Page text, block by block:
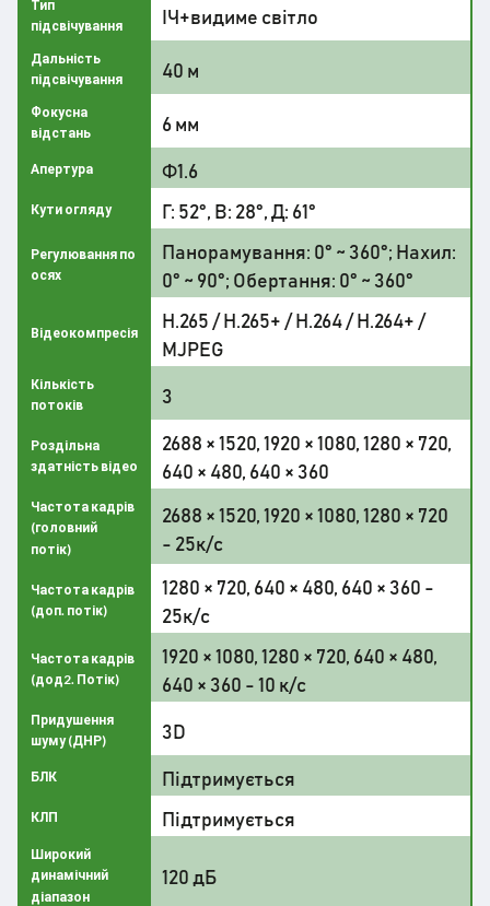
Тип
підсвічування
ІЧ+видиме світло
Дальність
підсвічування
40 м
Фокусна
відстань
6 мм
Апертура Ф1.6
Кути огляду Г: 52°, В: 28°, Д: 61°
Регулювання по
осях
Панорамування: 0° ~ 360°; Нахил:
0° ~ 90°; Обертання: 0° ~ 360°
Відеокомпресія
H.265 / H.265+ / H.264 / H.264+ /
MJPEG
Кількість
потоків
3
Роздільна
здатність відео
2688 × 1520, 1920 × 1080, 1280 × 720,
640 × 480, 640 × 360
Частота кадрів
(головний
потік)
2688 × 1520, 1920 × 1080, 1280 × 720
- 25к/с
Частота кадрів
(доп. потік)
1280 × 720, 640 × 480, 640 × 360 -
25к/с
Частота кадрів
(дод2. Потік)
1920 × 1080, 1280 × 720, 640 × 480,
640 × 360 - 10 к/с
Придушення
шуму (ДНР)
3D
БЛК Підтримується
КЛП Підтримується
Широкий
динамічний
діапазон
120 дБ